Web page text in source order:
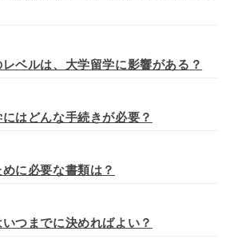
レベルは、大学留学に影響がある？
はどんな手続きが必要？
に必要な書類は？
つまでに決めればよい？